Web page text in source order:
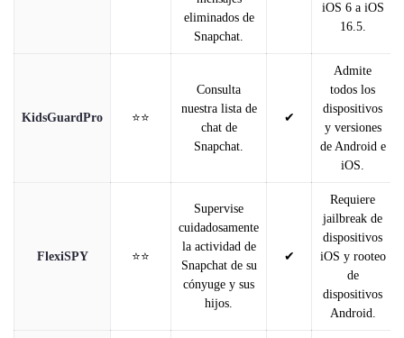
eliminados de
Snapchat.
iOS 6 a iOS
16.5.
KidsGuardPro ⭐⭐
Consulta
nuestra lista de
chat de
Snapchat.
✔
Admite
todos los
dispositivos
y versiones
de Android e
iOS.
FlexiSPY ⭐⭐
Supervise
cuidadosamente
la actividad de
Snapchat de su
cónyuge y sus
hijos.
✔
Requiere
jailbreak de
dispositivos
iOS y rooteo
de
dispositivos
Android.